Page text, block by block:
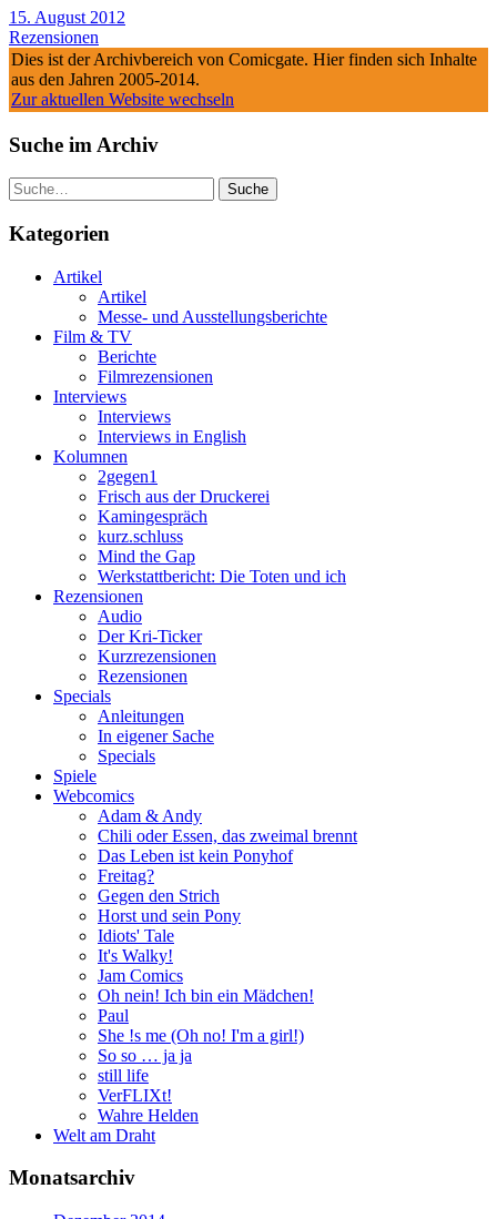
15. August 2012
Rezensionen
Dies ist der Archivbereich von Comicgate. Hier finden sich Inhalte
aus den Jahren 2005-2014.
Zur aktuellen Website wechseln
Suche im Archiv
Suche
Kategorien
Artikel
Artikel
Messe- und Ausstellungsberichte
Film & TV
Berichte
Filmrezensionen
Interviews
Interviews
Interviews in English
Kolumnen
2gegen1
Frisch aus der Druckerei
Kamingespräch
kurz.schluss
Mind the Gap
Werkstattbericht: Die Toten und ich
Rezensionen
Audio
Der Kri-Ticker
Kurzrezensionen
Rezensionen
Specials
Anleitungen
In eigener Sache
Specials
Spiele
Webcomics
Adam & Andy
Chili oder Essen, das zweimal brennt
Das Leben ist kein Ponyhof
Freitag?
Gegen den Strich
Horst und sein Pony
Idiots' Tale
It's Walky!
Jam Comics
Oh nein! Ich bin ein Mädchen!
Paul
She !s me (Oh no! I'm a girl!)
So so … ja ja
still life
VerFLIXt!
Wahre Helden
Welt am Draht
Monatsarchiv